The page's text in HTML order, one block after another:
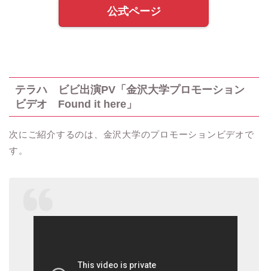
公式ページ
テラハ ビビ出演PV 「金沢大学プロモーション
ビデオ Found it here 」
次にご紹介するのは、金沢大学のプロモーションビデオで
す。